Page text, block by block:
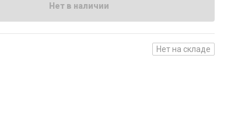
Нет в наличии
Нет на складе